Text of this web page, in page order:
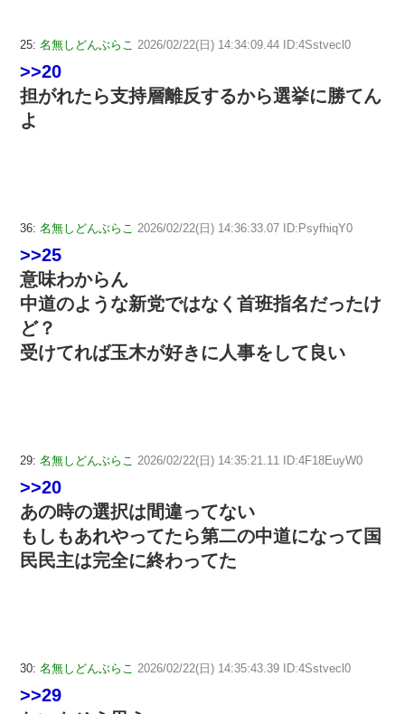
25: 名無しどんぶらこ 2026/02/22(日) 14:34:09.44 ID:4Sstvecl0
>>20
担がれたら支持層離反するから選挙に勝てん
よ
36: 名無しどんぶらこ 2026/02/22(日) 14:36:33.07 ID:PsyfhiqY0
>>25
意味わからん
中道のような新党ではなく首班指名だったけ
ど？
受けてれば玉木が好きに人事をして良い
29: 名無しどんぶらこ 2026/02/22(日) 14:35:21.11 ID:4F18EuyW0
>>20
あの時の選択は間違ってない
もしもあれやってたら第二の中道になって国
民民主は完全に終わってた
30: 名無しどんぶらこ 2026/02/22(日) 14:35:43.39 ID:4Sstvecl0
>>29